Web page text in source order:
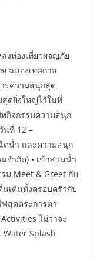
งท่องเที่ยวผจญภัย
ฉลองเทศกาล
รความสนุกสุด
ดยิ่งใหญ่ไว้ในที่
กิจกรรมความสนุก
นที่ 12 –
ดน้ำ และความสนุก
ำกัด) • เข้าสวนน้ำ
ม Meet & Greet กับ
เต้นทั้งครอบครัวกับ
สุดตระการตา
ไม่ว่าจะ
Water Splash